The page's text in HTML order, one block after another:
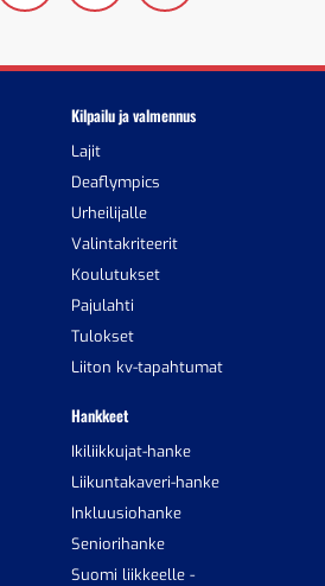
Kilpailu ja valmennus
Lajit
Deaflympics
Urheilijalle
Valintakriteerit
Koulutukset
Pajulahti
Tulokset
Liiton kv-tapahtumat
Hankkeet
Ikiliikkujat-hanke
Liikuntakaveri-hanke
Inkluusiohanke
Seniorihanke
Suomi liikkeelle -